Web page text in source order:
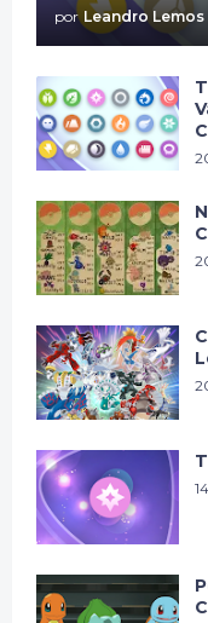
por Leandro Lemos